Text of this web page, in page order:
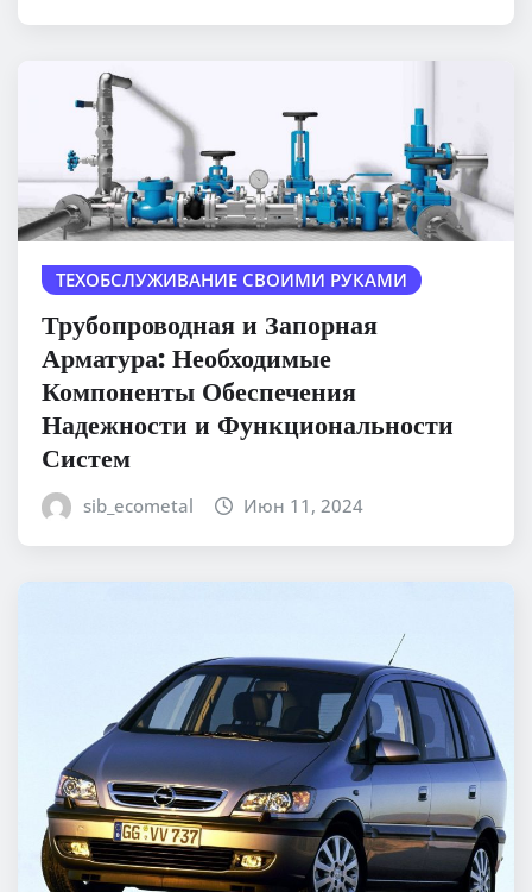
ТЕХОБСЛУЖИВАНИЕ СВОИМИ РУКАМИ
Трубопроводная и Запорная
Арматура: Необходимые
Компоненты Обеспечения
Надежности и Функциональности
Систем
sib_ecometal Июн 11, 2024